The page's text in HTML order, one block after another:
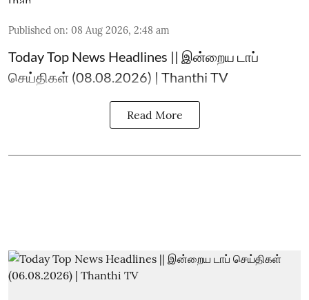
Published on: 08 Aug 2026, 2:48 am
Today Top News Headlines || இன்றைய டாப்
செய்திகள் (08.08.2026) | Thanthi TV
Read More